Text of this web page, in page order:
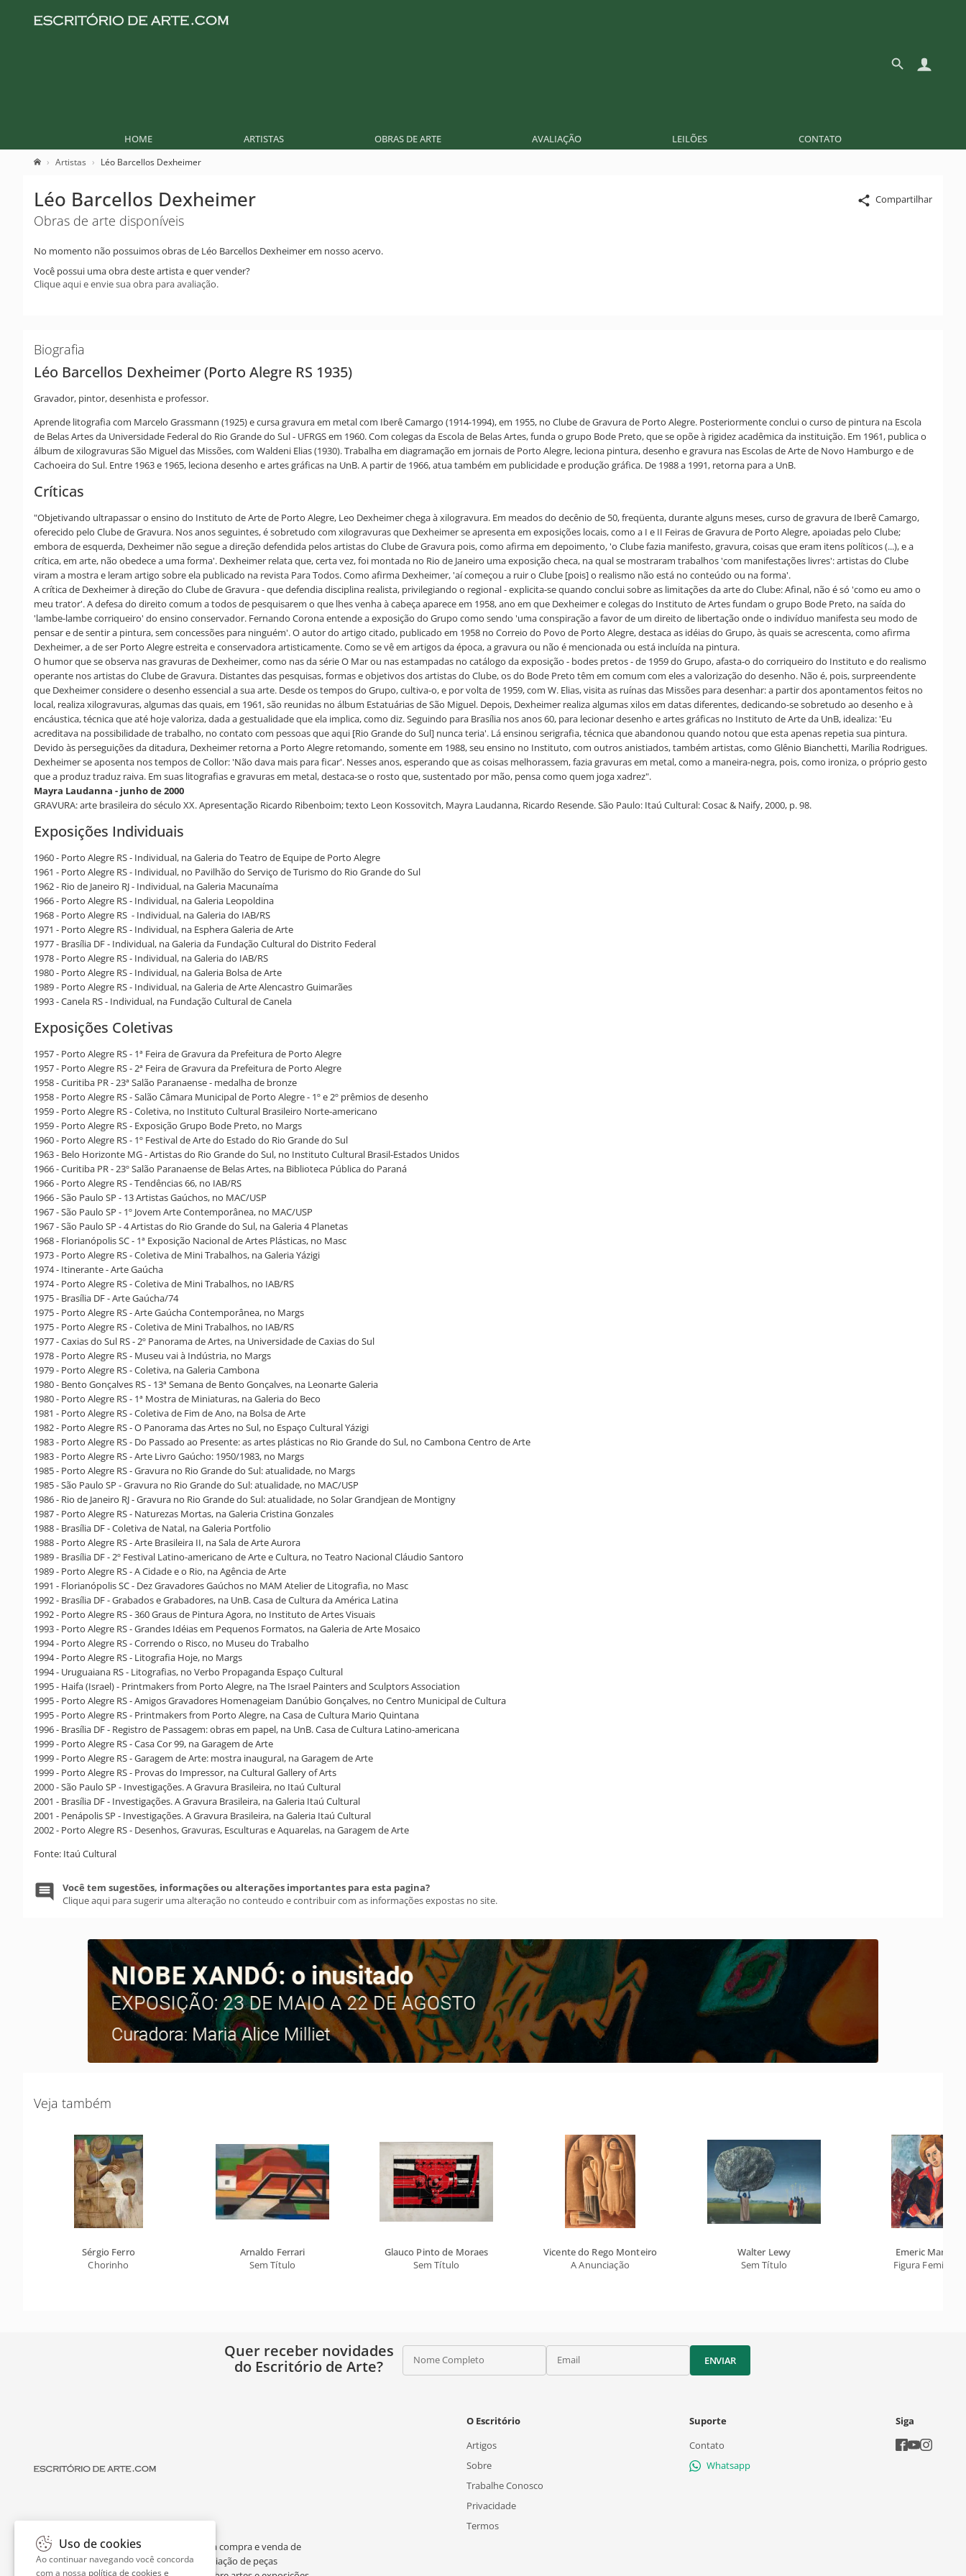
HOME ARTISTAS OBRAS DE ARTE AVALIAÇÃO LEILÕES CONTATO
Artistas Léo Barcellos Dexheimer
Compartilhar
Léo Barcellos Dexheimer
Obras de arte disponíveis
No momento não possuimos obras de Léo Barcellos Dexheimer em nosso acervo.
Você possui uma obra deste artista e quer vender?
Clique aqui e envie sua obra para avaliação.
Biografia
Léo Barcellos Dexheimer (Porto Alegre RS 1935)
Gravador, pintor, desenhista e professor.
Aprende litografia com Marcelo Grassmann (1925) e cursa gravura em metal com Iberê Camargo (1914-1994), em 1955, no Clube de Gravura de Porto Alegre. Posteriormente conclui o curso de pintura na Escola
de Belas Artes da Universidade Federal do Rio Grande do Sul - UFRGS em 1960. Com colegas da Escola de Belas Artes, funda o grupo Bode Preto, que se opõe à rigidez acadêmica da instituição. Em 1961, publica o
álbum de xilogravuras São Miguel das Missões, com Waldeni Elias (1930). Trabalha em diagramação em jornais de Porto Alegre, leciona pintura, desenho e gravura nas Escolas de Arte de Novo Hamburgo e de
Cachoeira do Sul. Entre 1963 e 1965, leciona desenho e artes gráficas na UnB. A partir de 1966, atua também em publicidade e produção gráfica. De 1988 a 1991, retorna para a UnB.
Críticas
"Objetivando ultrapassar o ensino do Instituto de Arte de Porto Alegre, Leo Dexheimer chega à xilogravura. Em meados do decênio de 50, freqüenta, durante alguns meses, curso de gravura de Iberê Camargo,
oferecido pelo Clube de Gravura. Nos anos seguintes, é sobretudo com xilogravuras que Dexheimer se apresenta em exposições locais, como a I e II Feiras de Gravura de Porto Alegre, apoiadas pelo Clube;
embora de esquerda, Dexheimer não segue a direção defendida pelos artistas do Clube de Gravura pois, como afirma em depoimento, 'o Clube fazia manifesto, gravura, coisas que eram itens políticos (...), e a
crítica, em arte, não obedece a uma forma'. Dexheimer relata que, certa vez, foi montada no Rio de Janeiro uma exposição checa, na qual se mostraram trabalhos 'com manifestações livres': artistas do Clube
viram a mostra e leram artigo sobre ela publicado na revista Para Todos. Como afirma Dexheimer, 'aí começou a ruir o Clube [pois] o realismo não está no conteúdo ou na forma'.
A crítica de Dexheimer à direção do Clube de Gravura - que defendia disciplina realista, privilegiando o regional - explicita-se quando conclui sobre as limitações da arte do Clube: Afinal, não é só 'como eu amo o
meu trator'. A defesa do direito comum a todos de pesquisarem o que lhes venha à cabeça aparece em 1958, ano em que Dexheimer e colegas do Instituto de Artes fundam o grupo Bode Preto, na saída do
'lambe-lambe corriqueiro' do ensino conservador. Fernando Corona entende a exposição do Grupo como sendo 'uma conspiração a favor de um direito de libertação onde o indivíduo manifesta seu modo de
pensar e de sentir a pintura, sem concessões para ninguém'. O autor do artigo citado, publicado em 1958 no Correio do Povo de Porto Alegre, destaca as idéias do Grupo, às quais se acrescenta, como afirma
Dexheimer, a de ser Porto Alegre estreita e conservadora artisticamente. Como se vê em artigos da época, a gravura ou não é mencionada ou está incluída na pintura.
O humor que se observa nas gravuras de Dexheimer, como nas da série O Mar ou nas estampadas no catálogo da exposição - bodes pretos - de 1959 do Grupo, afasta-o do corriqueiro do Instituto e do realismo
operante nos artistas do Clube de Gravura. Distantes das pesquisas, formas e objetivos dos artistas do Clube, os do Bode Preto têm em comum com eles a valorização do desenho. Não é, pois, surpreendente
que Dexheimer considere o desenho essencial a sua arte. Desde os tempos do Grupo, cultiva-o, e por volta de 1959, com W. Elias, visita as ruínas das Missões para desenhar: a partir dos apontamentos feitos no
local, realiza xilogravuras, algumas das quais, em 1961, são reunidas no álbum Estatuárias de São Miguel. Depois, Dexheimer realiza algumas xilos em datas diferentes, dedicando-se sobretudo ao desenho e à
encáustica, técnica que até hoje valoriza, dada a gestualidade que ela implica, como diz. Seguindo para Brasília nos anos 60, para lecionar desenho e artes gráficas no Instituto de Arte da UnB, idealiza: 'Eu
acreditava na possibilidade de trabalho, no contato com pessoas que aqui [Rio Grande do Sul] nunca teria'. Lá ensinou serigrafia, técnica que abandonou quando notou que esta apenas repetia sua pintura.
Devido às perseguições da ditadura, Dexheimer retorna a Porto Alegre retomando, somente em 1988, seu ensino no Instituto, com outros anistiados, também artistas, como Glênio Bianchetti, Marília Rodrigues.
Dexheimer se aposenta nos tempos de Collor: 'Não dava mais para ficar'. Nesses anos, esperando que as coisas melhorassem, fazia gravuras em metal, como a maneira-negra, pois, como ironiza, o próprio gesto
que a produz traduz raiva. Em suas litografias e gravuras em metal, destaca-se o rosto que, sustentado por mão, pensa como quem joga xadrez".
Mayra Laudanna - junho de 2000
GRAVURA: arte brasileira do século XX. Apresentação Ricardo Ribenboim; texto Leon Kossovitch, Mayra Laudanna, Ricardo Resende. São Paulo: Itaú Cultural: Cosac & Naify, 2000, p. 98.
Exposições Individuais
1960 - Porto Alegre RS - Individual, na Galeria do Teatro de Equipe de Porto Alegre
1961 - Porto Alegre RS - Individual, no Pavilhão do Serviço de Turismo do Rio Grande do Sul
1962 - Rio de Janeiro RJ - Individual, na Galeria Macunaíma
1966 - Porto Alegre RS - Individual, na Galeria Leopoldina
1968 - Porto Alegre RS - Individual, na Galeria do IAB/RS
1971 - Porto Alegre RS - Individual, na Esphera Galeria de Arte
1977 - Brasília DF - Individual, na Galeria da Fundação Cultural do Distrito Federal
1978 - Porto Alegre RS - Individual, na Galeria do IAB/RS
1980 - Porto Alegre RS - Individual, na Galeria Bolsa de Arte
1989 - Porto Alegre RS - Individual, na Galeria de Arte Alencastro Guimarães
1993 - Canela RS - Individual, na Fundação Cultural de Canela
Exposições Coletivas
1957 - Porto Alegre RS - 1ª Feira de Gravura da Prefeitura de Porto Alegre
1957 - Porto Alegre RS - 2ª Feira de Gravura da Prefeitura de Porto Alegre
1958 - Curitiba PR - 23ª Salão Paranaense - medalha de bronze
1958 - Porto Alegre RS - Salão Câmara Municipal de Porto Alegre - 1º e 2º prêmios de desenho
1959 - Porto Alegre RS - Coletiva, no Instituto Cultural Brasileiro Norte-americano
1959 - Porto Alegre RS - Exposição Grupo Bode Preto, no Margs
1960 - Porto Alegre RS - 1º Festival de Arte do Estado do Rio Grande do Sul
1963 - Belo Horizonte MG - Artistas do Rio Grande do Sul, no Instituto Cultural Brasil-Estados Unidos
1966 - Curitiba PR - 23º Salão Paranaense de Belas Artes, na Biblioteca Pública do Paraná
1966 - Porto Alegre RS - Tendências 66, no IAB/RS
1966 - São Paulo SP - 13 Artistas Gaúchos, no MAC/USP
1967 - São Paulo SP - 1º Jovem Arte Contemporânea, no MAC/USP
1967 - São Paulo SP - 4 Artistas do Rio Grande do Sul, na Galeria 4 Planetas
1968 - Florianópolis SC - 1ª Exposição Nacional de Artes Plásticas, no Masc
1973 - Porto Alegre RS - Coletiva de Mini Trabalhos, na Galeria Yázigi
1974 - Itinerante - Arte Gaúcha
1974 - Porto Alegre RS - Coletiva de Mini Trabalhos, no IAB/RS
1975 - Brasília DF - Arte Gaúcha/74
1975 - Porto Alegre RS - Arte Gaúcha Contemporânea, no Margs
1975 - Porto Alegre RS - Coletiva de Mini Trabalhos, no IAB/RS
1977 - Caxias do Sul RS - 2º Panorama de Artes, na Universidade de Caxias do Sul
1978 - Porto Alegre RS - Museu vai à Indústria, no Margs
1979 - Porto Alegre RS - Coletiva, na Galeria Cambona
1980 - Bento Gonçalves RS - 13ª Semana de Bento Gonçalves, na Leonarte Galeria
1980 - Porto Alegre RS - 1ª Mostra de Miniaturas, na Galeria do Beco
1981 - Porto Alegre RS - Coletiva de Fim de Ano, na Bolsa de Arte
1982 - Porto Alegre RS - O Panorama das Artes no Sul, no Espaço Cultural Yázigi
1983 - Porto Alegre RS - Do Passado ao Presente: as artes plásticas no Rio Grande do Sul, no Cambona Centro de Arte
1983 - Porto Alegre RS - Arte Livro Gaúcho: 1950/1983, no Margs
1985 - Porto Alegre RS - Gravura no Rio Grande do Sul: atualidade, no Margs
1985 - São Paulo SP - Gravura no Rio Grande do Sul: atualidade, no MAC/USP
1986 - Rio de Janeiro RJ - Gravura no Rio Grande do Sul: atualidade, no Solar Grandjean de Montigny
1987 - Porto Alegre RS - Naturezas Mortas, na Galeria Cristina Gonzales
1988 - Brasília DF - Coletiva de Natal, na Galeria Portfolio
1988 - Porto Alegre RS - Arte Brasileira II, na Sala de Arte Aurora
1989 - Brasília DF - 2º Festival Latino-americano de Arte e Cultura, no Teatro Nacional Cláudio Santoro
1989 - Porto Alegre RS - A Cidade e o Rio, na Agência de Arte
1991 - Florianópolis SC - Dez Gravadores Gaúchos no MAM Atelier de Litografia, no Masc
1992 - Brasília DF - Grabados e Grabadores, na UnB. Casa de Cultura da América Latina
1992 - Porto Alegre RS - 360 Graus de Pintura Agora, no Instituto de Artes Visuais
1993 - Porto Alegre RS - Grandes Idéias em Pequenos Formatos, na Galeria de Arte Mosaico
1994 - Porto Alegre RS - Correndo o Risco, no Museu do Trabalho
1994 - Porto Alegre RS - Litografia Hoje, no Margs
1994 - Uruguaiana RS - Litografias, no Verbo Propaganda Espaço Cultural
1995 - Haifa (Israel) - Printmakers from Porto Alegre, na The Israel Painters and Sculptors Association
1995 - Porto Alegre RS - Amigos Gravadores Homenageiam Danúbio Gonçalves, no Centro Municipal de Cultura
1995 - Porto Alegre RS - Printmakers from Porto Alegre, na Casa de Cultura Mario Quintana
1996 - Brasília DF - Registro de Passagem: obras em papel, na UnB. Casa de Cultura Latino-americana
1999 - Porto Alegre RS - Casa Cor 99, na Garagem de Arte
1999 - Porto Alegre RS - Garagem de Arte: mostra inaugural, na Garagem de Arte
1999 - Porto Alegre RS - Provas do Impressor, na Cultural Gallery of Arts
2000 - São Paulo SP - Investigações. A Gravura Brasileira, no Itaú Cultural
2001 - Brasília DF - Investigações. A Gravura Brasileira, na Galeria Itaú Cultural
2001 - Penápolis SP - Investigações. A Gravura Brasileira, na Galeria Itaú Cultural
2002 - Porto Alegre RS - Desenhos, Gravuras, Esculturas e Aquarelas, na Garagem de Arte
Fonte: Itaú Cultural
Você tem sugestões, informações ou alterações importantes para esta pagina?
Clique aqui para sugerir uma alteração no conteudo e contribuir com as informações expostas no site.
Veja também
Sérgio Ferro
Chorinho
Arnaldo Ferrari
Sem Título
Glauco Pinto de Moraes
Sem Título
Vicente do Rego Monteiro
A Anunciação
Walter Lewy
Sem Título
Emeric Marcier
Figura Feminina
Quer receber novidades
do Escritório de Arte?
Nome Completo Email ENVIAR
O Escritório de Arte é um portal dedicado à compra e venda de
obras de arte de artistas consagrados, avaliação de peças
O Escritório
Artigos
Sobre
Trabalhe Conosco
Privacidade
Termos
Suporte
Contato
Whatsapp
Siga
Uso de cookies
Ao continuar navegando você concorda
com a nossa política de cookies e